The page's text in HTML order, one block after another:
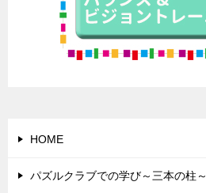
HOME
パズルクラブでの学び～三本の柱～